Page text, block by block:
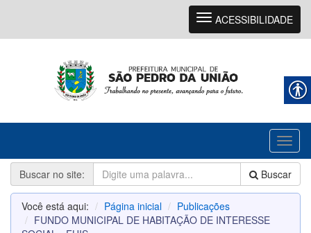
Navegação
ACESSIBILIDADE
Buscar no site:
Buscar
Você está aqui: Página inicial
Publicações
FUNDO MUNICIPAL DE HABITAÇÃO DE INTERESSE